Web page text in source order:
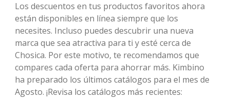
Los descuentos en tus productos favoritos ahora
están disponibles en línea siempre que los
necesites. Incluso puedes descubrir una nueva
marca que sea atractiva para ti y esté cerca de
Chosica. Por este motivo, te recomendamos que
compares cada oferta para ahorrar más. Kimbino
ha preparado los últimos catálogos para el mes de
Agosto. ¡Revisa los catálogos más recientes: